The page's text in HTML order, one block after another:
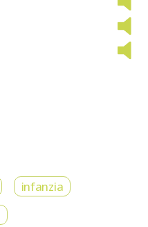
infanzia